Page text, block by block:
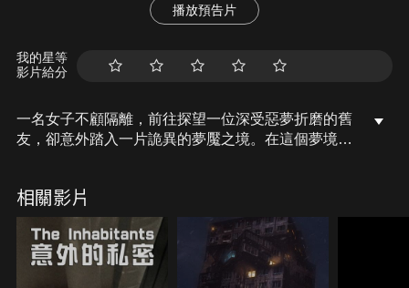
播放預告片
我的星等
影片給分
一名女子不顧隔離，前往探望一位深受惡夢折磨的舊
友，卻意外踏入一片詭異的夢魘之境。在這個夢境
驚覺惡夢不僅具有傳染性，甚至可能將她的存在從世
界上完全抹去。
相關影片